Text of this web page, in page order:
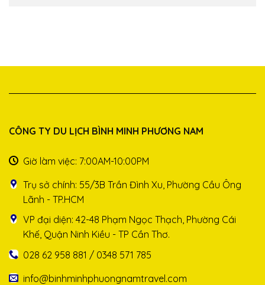
CÔNG TY DU LỊCH BÌNH MINH PHƯƠNG NAM
Giờ làm việc: 7:00AM-10:00PM
Trụ sở chính: 55/3B Trần Đình Xu, Phường Cầu Ông
Lãnh - TP.HCM
VP đại diện: 42-48 Phạm Ngọc Thạch, Phường Cái
Khế, Quận Ninh Kiều - TP Cần Thơ.
028 62 958 881 / 0348 571 785
info@binhminhphuongnamtravel.com